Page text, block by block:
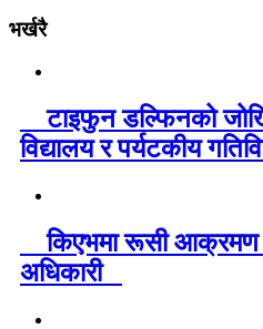
भर्खरै
टाइफुन डल्फिनको
विद्यालय र पर्यटकीय
किएभमा रूसी आक्रमण
अधिकारी